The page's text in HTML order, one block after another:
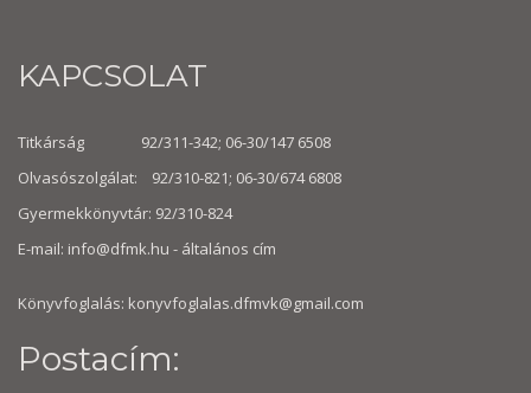
KAPCSOLAT
Titkárság 92/311-342; 06-30/147 6508
Olvasószolgálat: 92/310-821; 06-30/674 6808
Gyermekkönyvtár: 92/310-824
E-mail: info@dfmk.hu - általános cím
Könyvfoglalás: konyvfoglalas.dfmvk@gmail.com
Postacím: